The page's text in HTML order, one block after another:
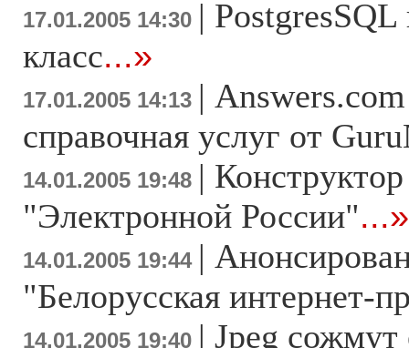
17.01.2005 14:30 |
класс...»
17.01.2005 14:13 |
справочная услуг от
14.01.2005 19:48 |
"Электронной России"...»
14.01.2005 19:44 |
"Белорусская интернет-
14.01.2005 19:40 | Jpeg сожмут